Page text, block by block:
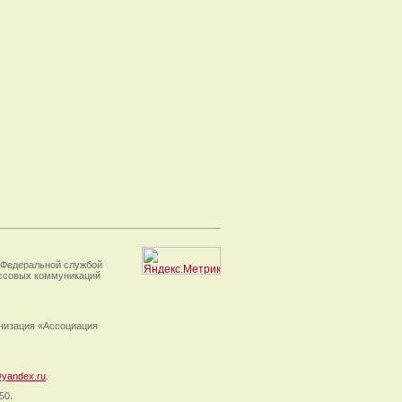
службой
коммуникаций
«Ассоциация